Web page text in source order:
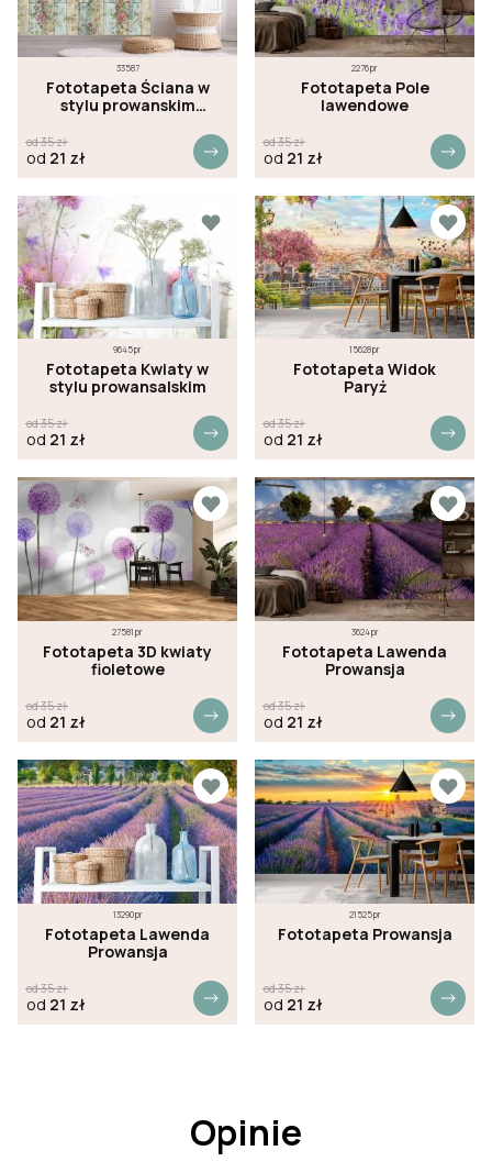
33587
Fototapeta Ściana w
stylu prowanskim
od35zł
od 21 zł
2276pr
Fototapeta Pole
lawendowe
od35zł
od 21 zł
9645pr
Fototapeta Kwiaty w
stylu prowansalskim
od35zł
od 21 zł
15628pr
Fototapeta Widok
Paryż
od35zł
od 21 zł
27581pr
Fototapeta 3D kwiaty
fioletowe
od35zł
od 21 zł
3624pr
Fototapeta Lawenda
Prowansja
od35zł
od 21 zł
13290pr
Fototapeta Lawenda
Prowansja
od35zł
od 21 zł
21525pr
Fototapeta Prowansja
od35zł
od 21 zł
Opinie